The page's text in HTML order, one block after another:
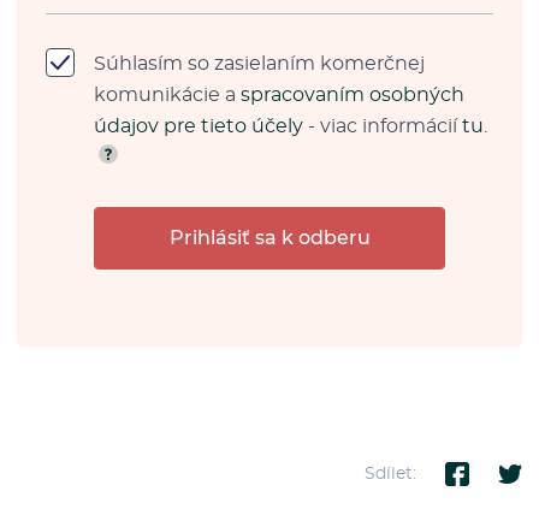
Súhlasím so zasielaním komerčnej
komunikácie a spracovaním osobných
údajov pre tieto účely - viac informácií tu
Prihlásiť sa k odberu
Sdílet: